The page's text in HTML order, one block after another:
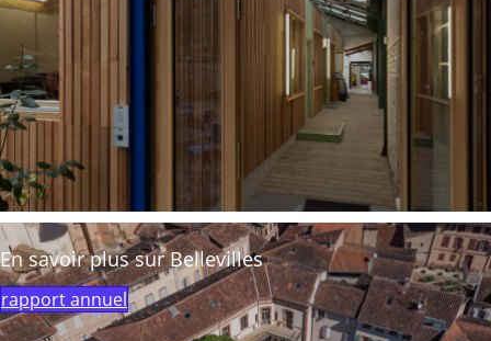
En savoir plus sur Bellevilles
rapport annuel